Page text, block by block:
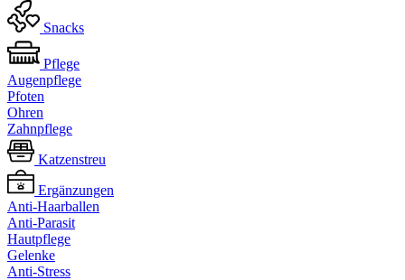
Snacks
Pflege
Augenpflege
Pfoten
Ohren
Zahnpflege
Katzenstreu
Ergänzungen
Anti-Haarballen
Anti-Parasit
Hautpflege
Gelenke
Anti-Stress